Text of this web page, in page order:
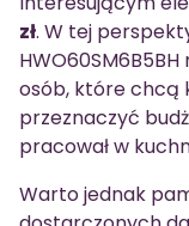
zł. W tej
osób, które chcą
przeznaczyć
pracował w
Warto jednak